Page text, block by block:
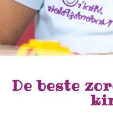
De beste